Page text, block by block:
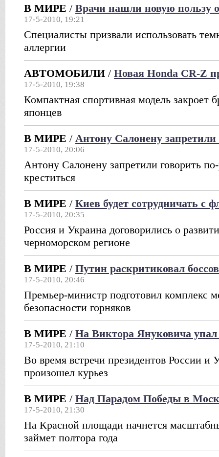
В МИРЕ / Врачи нашли новую пользу
17-5-2010, 19:21
Специалисты призвали использовать
аллергии
АВТОМОБИЛИ / Новая Honda CR-Z
17-5-2010, 19:38
Компактная спортивная модель закроет
японцев
В МИРЕ / Антону Салонену
17-5-2010, 20:06
Антону Салонену запретили говорить
креститься
В МИРЕ / Киев будет сотрудничать с
17-5-2010, 20:35
Россия и Украина договорились о
черноморском регионе
В МИРЕ / Путин раскритиковал
17-5-2010, 20:46
Премьер-министр подготовил комплекс
безопасности горняков
В МИРЕ / На Виктора Януковича упал
17-5-2010, 21:10
Во время встречи президентов России и
произошел курьез
В МИРЕ / Над Парадом Победы в
17-5-2010, 21:30
На Красной площади начнется
займет полтора года